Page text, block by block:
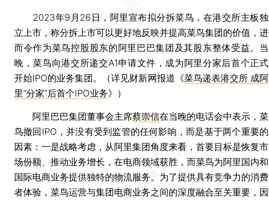
2023年9月26日，阿里宣布拟分拆菜鸟，在港交所主板独
立上市，称分拆上市可以更好地反映并提高菜鸟集团的价值，进
而令作为菜鸟控股股东的阿里巴巴集团及其股东整体受益。当
晚，菜鸟向港交所递交A1申请文件，成为阿里分家后首个正式
开始IPO的业务集团。（详见财新网报道《菜鸟递表港交所 成阿
里“分家”后首个IPO业务》）
阿里巴巴集团董事会主席蔡崇信在当晚的电话会中表示，菜
鸟撤回IPO，并没有受到监管的任何影响，而是基于两个重要的
因素：一是战略考虑，从阿里集团角度来看，首要目标是恢复市
场份额、推动业务增长，在电商领域获胜，而菜鸟为阿里国内和
国际电商业务提供独特的物流服务。为了提供具有竞争力的消费
者体验，菜鸟运营与集团电商业务之间的深度融合至关重要，因